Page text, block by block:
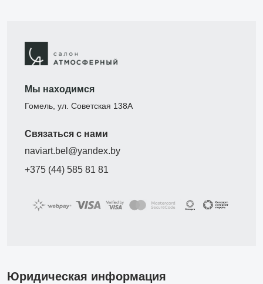
Мы находимся
Гомель, ул. Советская 138А
Связаться с нами
naviart.bel@yandex.by
+375 (44) 585 81 81
Юридическая информация